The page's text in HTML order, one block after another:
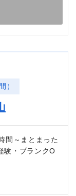
）
間～まとまった
験・ブランクO